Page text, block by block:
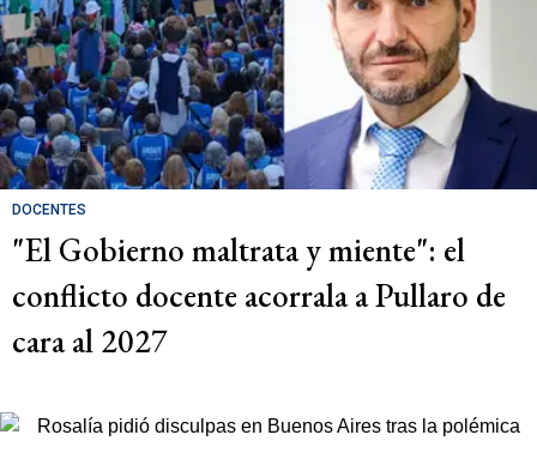
DOCENTES
"El Gobierno maltrata y miente": el
conflicto docente acorrala a Pullaro de
cara al 2027